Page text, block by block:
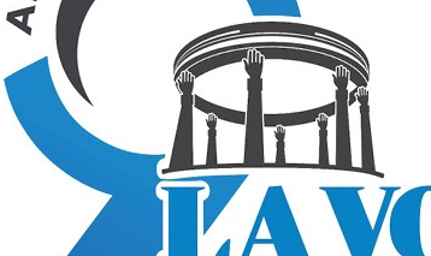
luego en la feria del empleo en Casa Noj,
públicos, el primero, la apertura de la
para los sentidos; luego en la feria del empleo
EN LA VIDA COTIDIANA
en la sociedad, en las familias, en los grupos,
se considera como cierto; impostura o
en la sociedad, en las familias, en los grupos,